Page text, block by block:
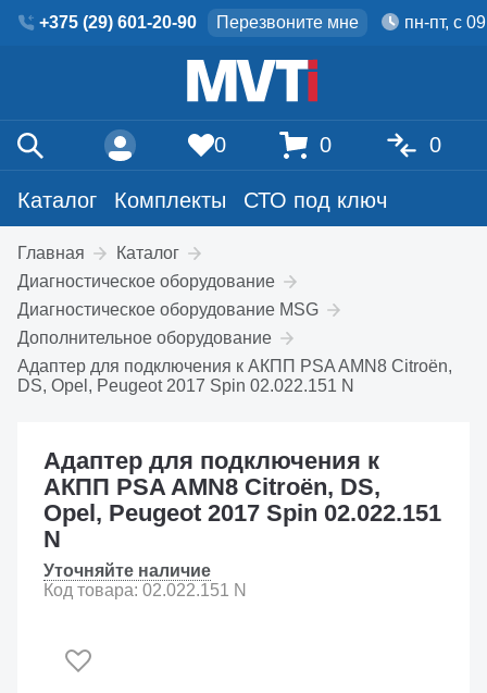
+375 (29) 601-20-90 Перезвоните мне пн-пт, с
Каталог Комплекты СТО под ключ
0 0 0
Главная
Каталог
Диагностическое оборудование
Диагностическое оборудование MSG
Дополнительное оборудование
Адаптер для подключения к АКПП PSA AMN8 Citroën,
DS, Opel, Peugeot 2017 Spin 02.022.151 N
Адаптер для подключения к
АКПП PSA AMN8 Citroën, DS,
Opel, Peugeot 2017 Spin 02.022.151
N
Уточняйте наличие
Код товара: 02.022.151 N